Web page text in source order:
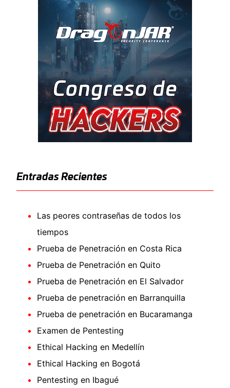
Entradas Recientes
Las peores contraseñas de todos los
tiempos
Prueba de Penetración en Costa Rica
Prueba de Penetración en Quito
Prueba de Penetración en El Salvador
Prueba de penetración en Barranquilla
Prueba de penetración en Bucaramanga
Examen de Pentesting
Ethical Hacking en Medellín
Ethical Hacking en Bogotá
Pentesting en Ibagué